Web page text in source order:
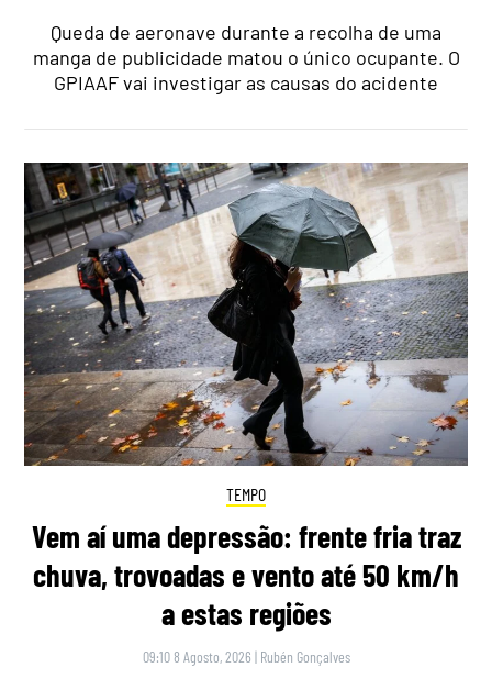
Queda de aeronave durante a recolha de uma
manga de publicidade matou o único ocupante. O
GPIAAF vai investigar as causas do acidente
TEMPO
Vem aí uma depressão: frente fria traz
chuva, trovoadas e vento até 50 km/h
a estas regiões
09:10 8 Agosto, 2026 | Rubén Gonçalves